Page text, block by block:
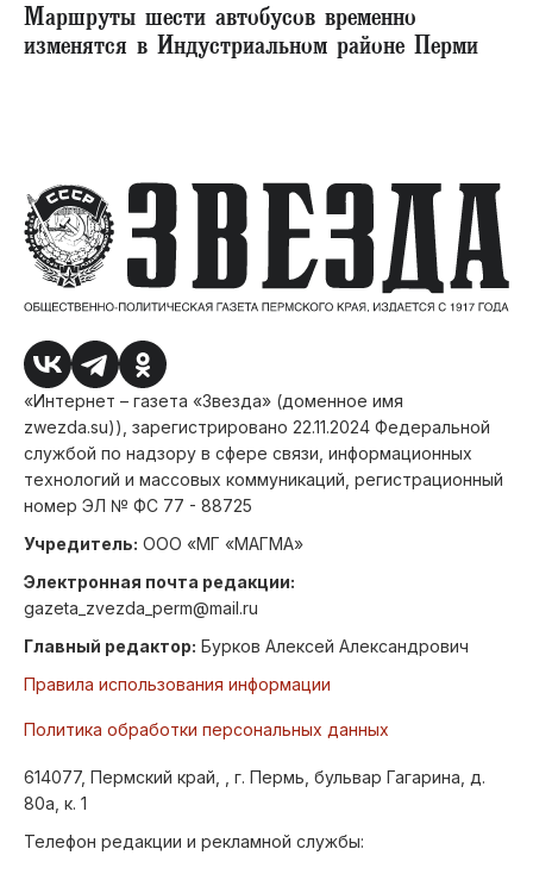
Маршруты шести автобусов временно
изменятся в Индустриальном районе Перми
«Интернет – газета «Звезда» (доменное имя
zwezda.su)), зарегистрировано 22.11.2024 Федеральной
службой по надзору в сфере связи, информационных
технологий и массовых коммуникаций, регистрационный
номер ЭЛ № ФС 77 - 88725
Учредитель: ООО «МГ «МАГМА»
Электронная почта редакции:
gazeta_zvezda_perm@mail.ru
Главный редактор: Бурков Алексей Александрович
Правила использования информации
Политика обработки персональных данных
614077, Пермский край, , г. Пермь, бульвар Гагарина, д.
80а, к. 1
Телефон редакции и рекламной службы: